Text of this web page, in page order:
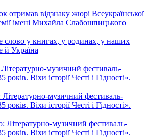
отримав відзнаку жюрі Всеукраїнської
імені Михайла Слабошпицького
у книгах, у родинах, у наших
й Україна
музичний фестиваль-
Віхи історії Честі і Гідності».
музичний фестиваль-
Віхи історії Честі і Гідності».
Літературно-музичний фестиваль-
Віхи історії Честі і Гідності».